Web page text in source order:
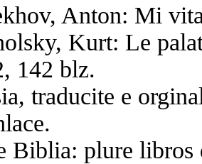
Anton: Mi
Kurt: Le
142 blz.
traducite e
Biblia: plure